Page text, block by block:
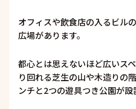
オフィスや飲食店の入るビル
広場があります。
都心とは思えないほど広いス
り回れる芝生の山や木造りの
ンチと2つの遊具つき公園が設